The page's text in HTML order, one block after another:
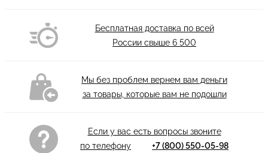
Конструкция модели продумана для комфорта и поддержки.
Вшитые бесшовные чашечки моделируют элегантные
время самых активных движений.
Рукава длиной три четверти дополнены длинными кисточками,
которые эффектно развиваются в танце, создавая
делает эту модель по-настоящему эффектной.
Глубокий откровенный вырез по спине открывает бархатистую
Бесплатная доставка по всей
России свыше 6 500
Мы без проблем вернем вам деньги
за товары, которые вам не подошли
Если у вас есть вопросы звоните
по телефону
+7 (800) 550-05-98